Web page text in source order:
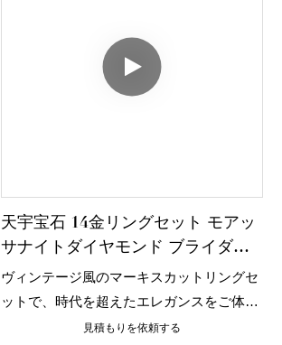
天宇宝石 14金リングセット モアッ
サナイトダイヤモンド ブライダル
セット マーキーズカット ウェディ
ングセット イエローゴールド
ヴィンテージ風のマーキスカットリングセ
ットで、時代を超えたエレガンスをご体験
ください。ヴィンテージの魅力を凝縮した
見積もりを依頼する